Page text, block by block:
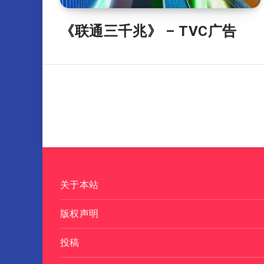
《联通三千兆》 – TVC广告
关于本站
版权声明
投稿